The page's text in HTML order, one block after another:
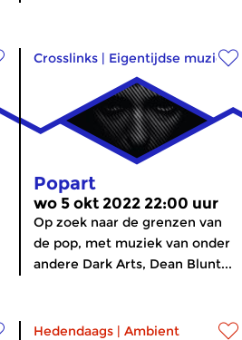
Crosslinks | Eigentijdse muziek
Popart
wo 5 okt 2022 22:00 uur
Op zoek naar de grenzen van
de pop, met muziek van onder
andere Dark Arts, Dean Blunt...
Hedendaags | Ambient